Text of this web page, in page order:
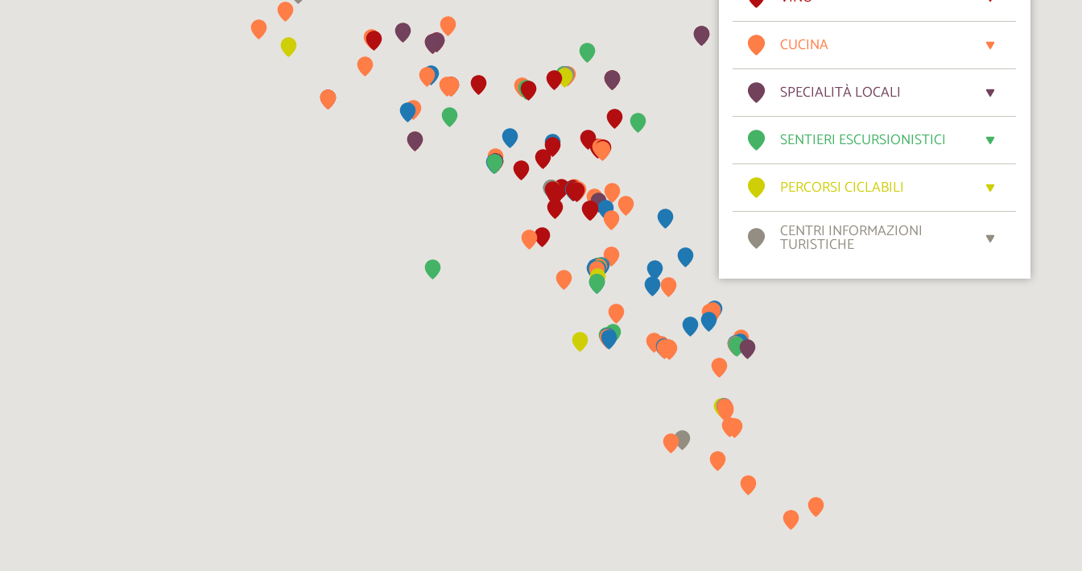
CUCINA
SPECIALITÀ LOCALI
SENTIERI ESCURSIONISTICI
PERCORSI CICLABILI
CENTRI INFORMAZIONI
TURISTICHE